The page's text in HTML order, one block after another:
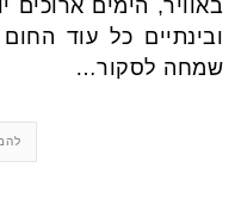
באוויר, הימים ארוכים
ובינתיים כל עוד
שמחה לסקור…